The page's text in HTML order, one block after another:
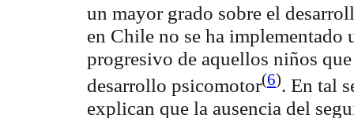
un mayor grado sobre el
en Chile no se ha implementado
progresivo de aquellos niños
desarrollo psicomotor(6). En tal
explican que la ausencia del